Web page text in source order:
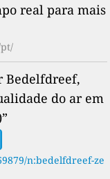
real para mais
Bedelfdreef,
do ar em
n:bedelfdreef-ze